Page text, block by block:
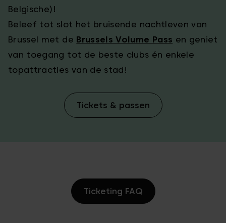
Belgische)!
Beleef tot slot het bruisende nachtleven van
Brussel met de Brussels Volume Pass en geniet
van toegang tot de beste clubs én enkele
topattracties van de stad!
Tickets & passen
Ticketing FAQ